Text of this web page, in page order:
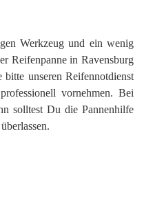
Werkzeug und ein wenig
Reifenpanne in Ravensburg
unseren Reifennotdienst
vornehmen. Bei
solltest Du die Pannenhilfe